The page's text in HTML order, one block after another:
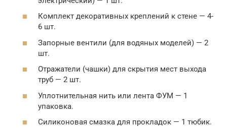
Комплект декоративных креплений к стене — 4-
6 шт.
Запорные вентили (для водяных моделей) — 2
шт.
Отражатели (чашки) для скрытия мест выхода
труб — 2 шт.
Уплотнительная нить или лента ФУМ — 1
упаковка.
Силиконовая смазка для прокладок — 1 тюбик.